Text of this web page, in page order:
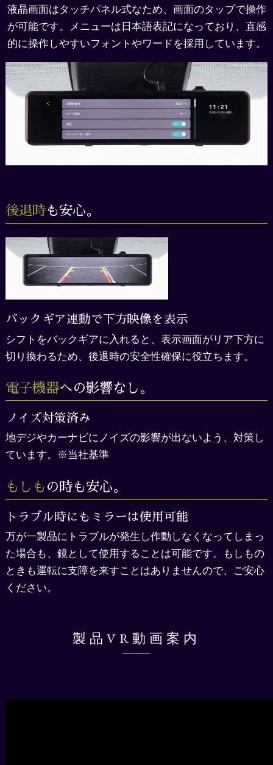
液晶画面はタッチパネル式なため、画面のタップで操作
が可能です。メニューは日本語表記になっており、 直感
的に操作しやすいフォントやワードを採用しています。
後退時も安心。
バックギア連動で下方映像を表示
シフトをバックギアに入れると、表示画面がリア下方に
切り換わるため、 後退時の安全性確保に役立ちます。
電子機器への影響なし。
ノイズ対策済み
地デジやカーナビにノイズの影響が出ないよう、対策し
ています。※当社基準
もしも の時も安心。
トラブル時にもミラーは使用可能
万が一製品にトラブルが発生し作動しなくなってしまっ
た場合も、鏡として使用することは可能です。もしもの
ときも運転に支障を来すことはありませんので、ご安心
ください。
製品VR動画案内